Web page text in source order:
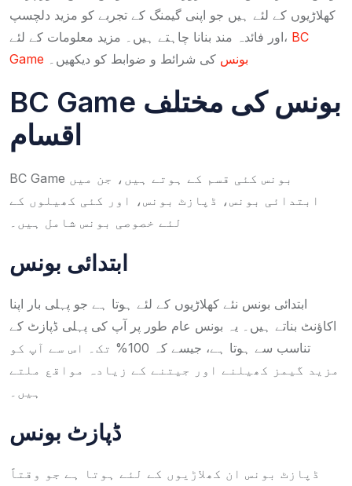
کھلاڑیوں کے لئے ہیں جو اپنی گیمنگ کے تجربے کو مزید دلچسپ
اور فائدہ مند بنانا چاہتے ہیں۔ مزید معلومات کے لئے، BC
Game بونس کی شرائط و ضوابط کو دیکھیں۔
BC Game بونس کی مختلف
اقسام
BC Game بونس کئی قسم کے ہوتے ہیں، جن میں
ابتدائی بونس، ڈپازٹ بونس، اور کئی کھیلوں کے
لئے خصوصی بونس شامل ہیں۔
ابتدائی بونس
ابتدائی بونس نئے کھلاڑیوں کے لئے ہوتا ہے جو پہلی بار اپنا
اکاؤنٹ بناتے ہیں۔ یہ بونس عام طور پر آپ کی پہلی ڈپازٹ کے
تناسب سے ہوتا ہے، جیسے کہ 100% تک۔ اس سے آپ کو
مزید گیمز کھیلنے اور جیتنے کے زیادہ مواقع ملتے
ہیں۔
ڈپازٹ بونس
ڈپازٹ بونس ان کھلاڑیوں کے لئے ہوتا ہے جو وقتاً